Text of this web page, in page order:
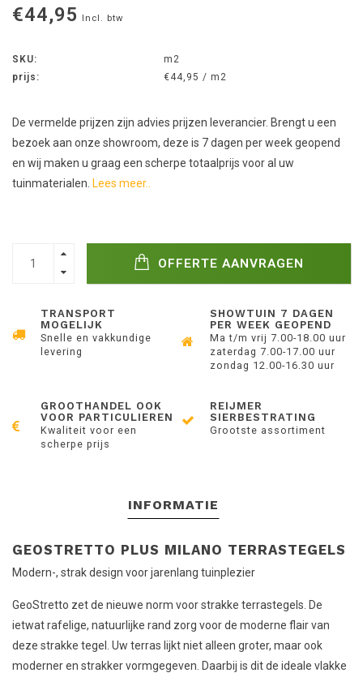
€44,95 Incl. btw
SKU:
m2
prijs:
€44,95 / m2
De vermelde prijzen zijn advies prijzen leverancier. Brengt u een
bezoek aan onze showroom, deze is 7 dagen per week geopend
en wij maken u graag een scherpe totaalprijs voor al uw
tuinmaterialen. Lees meer..
OFFERTE AANVRAGEN
TRANSPORT
MOGELIJK
Snelle en vakkundige
levering
SHOWTUIN 7 DAGEN
PER WEEK GEOPEND
Ma t/m vrij 7.00-18.00 uur
zaterdag 7.00-17.00 uur
zondag 12.00-16.30 uur
GROOTHANDEL OOK
VOOR PARTICULIEREN
Kwaliteit voor een
scherpe prijs
REIJMER
SIERBESTRATING
Grootste assortiment
INFORMATIE
GEOSTRETTO PLUS MILANO TERRASTEGELS
Modern-, strak design voor jarenlang tuinplezier
GeoStretto zet de nieuwe norm voor strakke terrastegels. De
ietwat rafelige, natuurlijke rand zorg voor de moderne flair van
deze strakke tegel. Uw terras lijkt niet alleen groter, maar ook
moderner en strakker vormgegeven. Daarbij is dit de ideale vlakke